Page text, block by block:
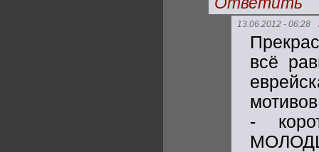
13.06.2012 - 06:28
всё
-